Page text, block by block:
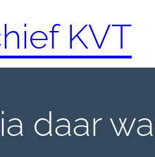
KVT
daar